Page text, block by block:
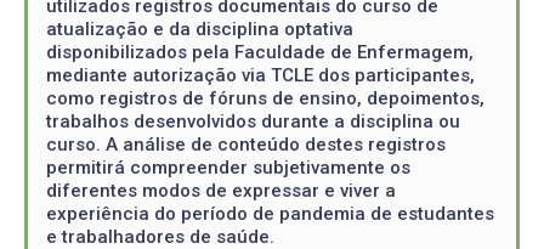
utilizados registros documentais do curso de
atualização e da disciplina optativa
disponibilizados pela Faculdade de Enfermagem,
mediante autorização via TCLE dos participantes,
como registros de fóruns de ensino, depoimentos,
trabalhos desenvolvidos durante a disciplina ou
curso. A análise de conteúdo destes registros
permitirá compreender subjetivamente os
diferentes modos de expressar e viver a
experiência do período de pandemia de estudantes
e trabalhadores de saúde.